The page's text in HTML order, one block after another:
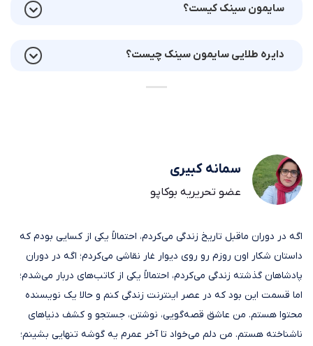
سایمون سینک کیست؟
دایره طلایی سایمون سینک چیست؟
سمانه کبیری
عضو تحریریه بوکاپو
اگه در دوران ماقبل تاریخ زندگی می‌کردم، احتمالاً یکی از کسایی بودم که
داستان شکار اون روزم رو روی دیوار غار نقاشی می‌کردم؛ اگه در دوران
پادشاهان گذشته زندگی می‌کردم، احتمالاً یکی از کاتب‌های دربار می‌شدم؛
اما قسمت این بود که در عصر اینترنت زندگی کنم و حالا یک نویسنده
محتوا هستم. من عاشق قصه‌گویی، نوشتن، جستجو و کشف دنیاهای
ناشناخته هستم. من دلم می‌خواد تا آخر عمرم یه گوشه تنهایی بشینم؛